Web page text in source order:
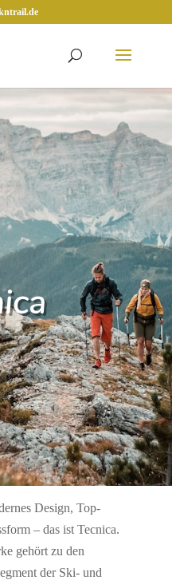
Design, Top-
– das ist Tecnica.
gehört zu den
der Ski- und